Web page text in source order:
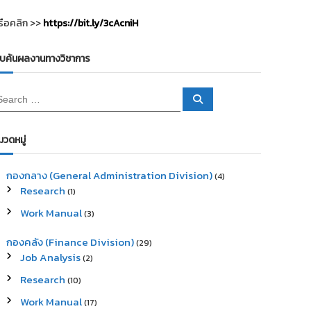
อคลิก >>https://bit.ly/3cAcniH
ค้นผลงานทางวิชาการ
S
วดหมู่
กองกลาง (General Administration Division)(4)
Research (1)
Work Manual(3)
กองคลัง (Finance Division)(29)
Job Analysis(2)
Research (10)
Work Manual(17)